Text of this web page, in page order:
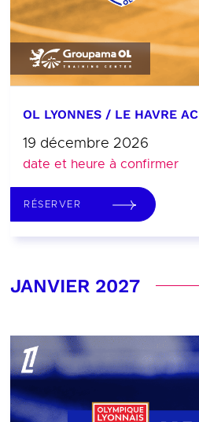
OL LYONNES / LE HAVRE AC
19 décembre 2026
date et heure à confirmer
RÉSERVER
JANVIER 2027